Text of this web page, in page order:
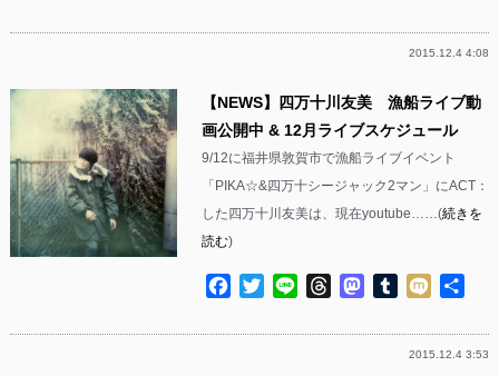
2015.12.4 4:08
【NEWS】四万十川友美 漁船ライブ動
画公開中 & 12月ライブスケジュール
9/12に福井県敦賀市で漁船ライブイベント
「PIKA☆&四万十シージャック2マン」にACT：
した四万十川友美は、現在youtube……(続きを
読む)
Facebook
TwitterLine ThreadsMastodon
Tumblr
Mixi
2015.12.4 3:53